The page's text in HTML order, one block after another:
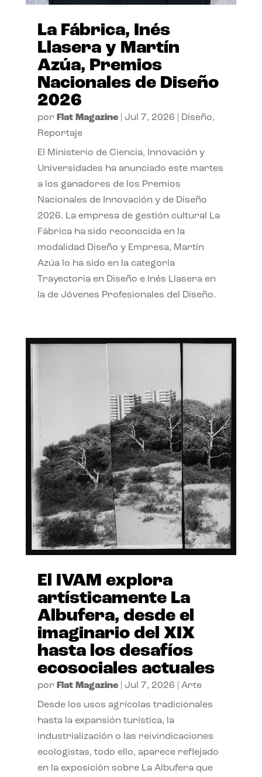
La Fábrica, Inés
Llasera y Martín
Azúa, Premios
Nacionales de Diseño
2026
por Flat Magazine| Jul 7, 2026 Diseño,
Reportaje
El Ministerio de Ciencia, Innovación y
Universidades ha anunciado este martes
a los ganadores de los Premios
Nacionales de Innovación y de Diseño
2026. La empresa de gestión cultural La
Fábrica ha sido reconocida en la
modalidad Diseño y Empresa, Martín
Azúa lo ha sido en la categoría
Trayectoria en Diseño e Inés Llasera en
la de Jóvenes Profesionales del Diseño.
El IVAM explora
artísticamente La
Albufera, desde el
imaginario del XIX
hasta los desafíos
ecosociales actuales
por Flat Magazine| Jul 7, 2026 Arte
Desde los usos agrícolas tradicionales
hasta la expansión turística, la
industrialización o las reivindicaciones
ecologistas, todo ello, aparece reflejado
en la exposición sobre La Albufera que